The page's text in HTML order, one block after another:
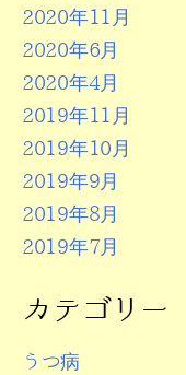
2020年11月
2020年6月
2020年4月
2019年11月
2019年10月
2019年9月
2019年8月
2019年7月
カテゴリー
うつ病